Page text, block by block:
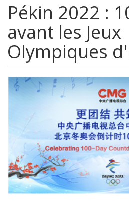
Pékin 2022 :
avant les Jeux
Olympiques